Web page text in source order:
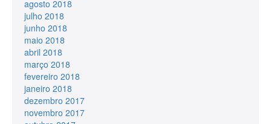
agosto 2018
julho 2018
junho 2018
maio 2018
abril 2018
março 2018
fevereiro 2018
janeiro 2018
dezembro 2017
novembro 2017